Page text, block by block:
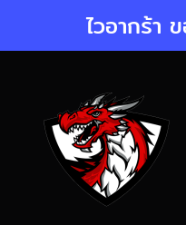
ไวอากร้า